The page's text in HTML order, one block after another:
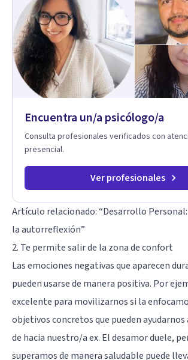
para ayudarte a recuperar tu bienestar
Individual, de Pareja y Familiar: Trabajamos
seres queridos para fortalecer las relaciones
dinámica familiar. Evaluaciones Psicológicas
Especializadas: Terapia cognitivo-conductual
apoyo Terapia psicodinámica Terapia
Terapia de exposición Terapia de juego para
Tratamiento de Traumas y Trastornos de
a superar experiencias traumáticas y mejorar
vida. Tratamiento de Adicciones.
Encuentra un/a psicólogo/a
Consulta profesionales verificados con
presencial.
Ver profesionales
Artículo relacionado: “Desarrollo
la autorreflexión”
2. Te permite salir de la zona de confort
Las emociones negativas que aparecen
pueden usarse de manera positiva. Por
excelente para movilizarnos si la
objetivos concretos que pueden ayudarnos
de hacia nuestro/a ex. El desamor duele,
superamos de manera saludable puede